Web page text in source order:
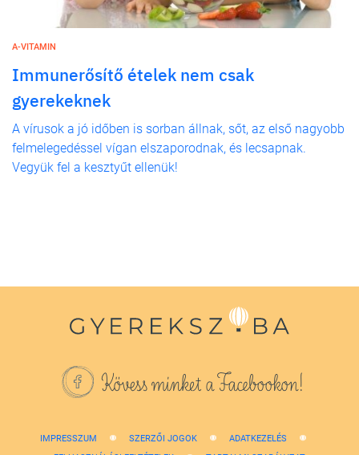
A-VITAMIN
Immunerősítő ételek nem csak
gyerekeknek
A vírusok a jó időben is sorban állnak, sőt, az első nagyobb
felmelegedéssel vígan elszaporodnak, és lecsapnak.
Vegyük fel a kesztyűt ellenük!
Kövess minket a Facebookon!
IMPRESSZUM SZERZŐI JOGOK
ADATKEZELÉS